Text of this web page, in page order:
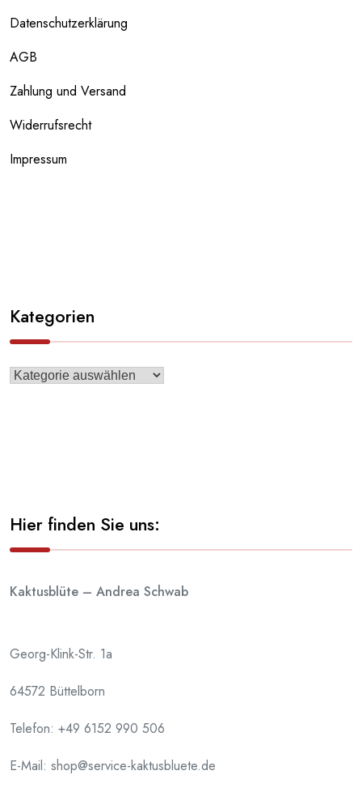
Datenschutzerklärung
AGB
Zahlung und Versand
Widerrufsrecht
Impressum
Kategorien
Hier finden Sie uns:
Kaktusblüte – Andrea Schwab
Georg-Klink-Str. 1a
64572 Büttelborn
Telefon: +49 6152 990 506
E-Mail: shop@service-kaktusbluete.de